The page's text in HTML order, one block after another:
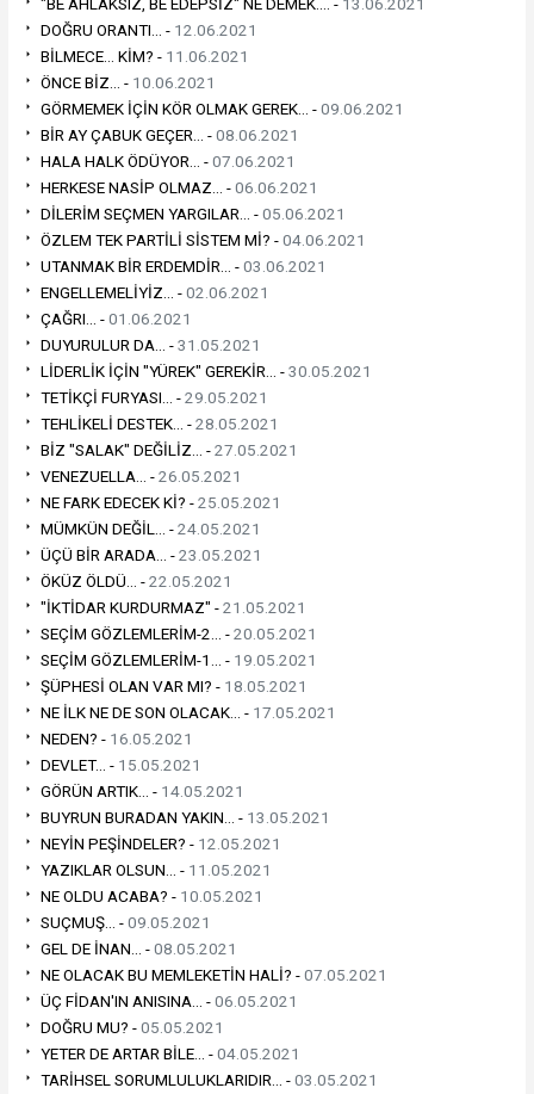
DOĞRU ORANTI... - 12.06.2021
BİLMECE... KİM? - 11.06.2021
ÖNCE BİZ... - 10.06.2021
GÖRMEMEK İÇİN KÖR OLMAK GEREK... -09.06.2021
BİR AY ÇABUK GEÇER... -08.06.2021
HALA HALK ÖDÜYOR... -07.06.2021
HERKESE NASİP OLMAZ... -06.06.2021
DİLERİM SEÇMEN YARGILAR... -05.06.2021
ÖZLEM TEK PARTİLİ SİSTEM Mİ? -04.06.2021
UTANMAK BİR ERDEMDİR... -03.06.2021
ENGELLEMELİYİZ... -02.06.2021
ÇAĞRI... -01.06.2021
DUYURULUR DA... -31.05.2021
LİDERLİK İÇİN "YÜREK" GEREKİR... -30.05.2021
TETİKÇİ FURYASI... -29.05.2021
TEHLİKELİ DESTEK... -28.05.2021
BİZ "SALAK" DEĞİLİZ... -27.05.2021
VENEZUELLA... -26.05.2021
NE FARK EDECEK Kİ? -25.05.2021
MÜMKÜN DEĞİL... -24.05.2021
ÜÇÜ BİR ARADA... -23.05.2021
ÖKÜZ ÖLDÜ... -22.05.2021
"İKTİDAR KURDURMAZ" -21.05.2021
SEÇİM GÖZLEMLERİM-2... -20.05.2021
SEÇİM GÖZLEMLERİM-1... - 19.05.2021
ŞÜPHESİ OLAN VAR MI? - 18.05.2021
NE İLK NE DE SON OLACAK... - 17.05.2021
NEDEN? - 16.05.2021
DEVLET... - 15.05.2021
GÖRÜN ARTIK... - 14.05.2021
BUYRUN BURADAN YAKIN... - 13.05.2021
NEYİN PEŞİNDELER? - 12.05.2021
YAZIKLAR OLSUN... - 11.05.2021
NE OLDU ACABA? - 10.05.2021
SUÇMUŞ... -09.05.2021
GEL DE İNAN... -08.05.2021
NE OLACAK BU MEMLEKETİN HALİ? -07.05.2021
ÜÇ FİDAN'IN ANISINA... -06.05.2021
DOĞRU MU? -05.05.2021
YETER DE ARTAR BİLE... -04.05.2021
TARİHSEL SORUMLULUKLARIDIR... -03.05.2021